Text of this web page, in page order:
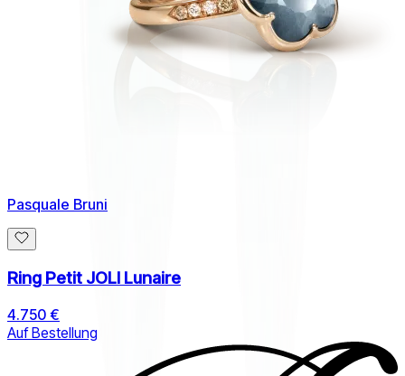
Pasquale Bruni
Ring Petit JOLI Lunaire
4.750 €
Auf Bestellung